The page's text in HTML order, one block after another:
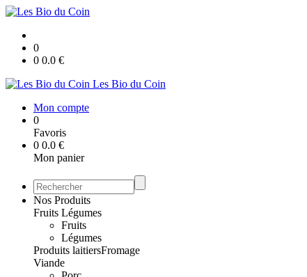
0
0 0.0 €
Les Bio du Coin
Mon compte
0
Favoris
0 0.0 €
Mon panier
Nos Produits
Fruits Légumes
Fruits
Légumes
Produits laitiersFromage
Viande